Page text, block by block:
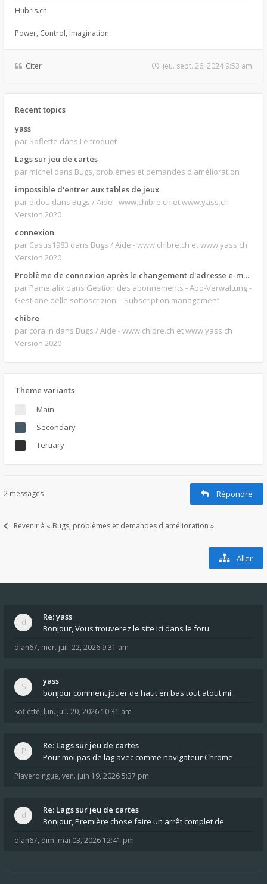
Hubris.ch
Power, Control, Imagination.
Citer jeu. sept. 26, 2024 9:53 am
Recent topics
yass
par Soflette dans Le troquet
Lags sur jeu de cartes
par michel dans Bugs, problèmes et demandes d'amélioration
impossible d'entrer aux tables de jeux
par didou dans Bugs / Aide - www.chibre.ch et www.yass.ch
Version 2020
connexion
par Casus1983 dans Bugs / Aide - www.chibre.ch et www.yass.ch
Version 2020
Problème de connexion après le changement d'adresse e-mail.
par Pamelalix dans Gestion des abonnements - Abo-Verwaltung -
Gestione delle sottoscrizioni - Subscription management
chibre
par coralin dans Bugs / Aide - www.chibre.ch et www.yass.ch
Version 2020
Theme variants
Main
Secondary
Tertiary
2 messages Répondre
Revenir à « Bugs, problèmes et demandes d'amélioration »
Aller
Re: yass
Bonjour, Vous trouverez le site ici dans le foru
dlan67, mer. juil. 22, 2026 9:31 am
yass
bonjour comment jouer de haut en bas tout atout mi
Soflette, lun. juil. 20, 2026 10:31 am
Re: Lags sur jeu de cartes
Pour moi pas de lag avec comme navigateur Chrome
Playerdingue, ven. juin 19, 2026 5:37 pm
Re: Lags sur jeu de cartes
Bonjour, Première chose faire un arrêt complet de
dlan67, dim. mai 03, 2026 12:41 pm